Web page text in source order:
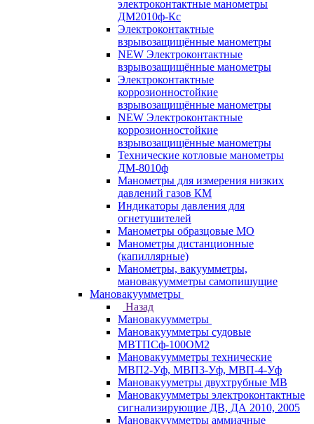
электроконтактные манометры
ДМ2010ф-Кс
Электроконтактные
взрывозащищённые манометры
NEW Электроконтактные
взрывозащищённые манометры
Электроконтактные
коррозионностойкие
взрывозащищённые манометры
NEW Электроконтактные
коррозионностойкие
взрывозащищённые манометры
Технические котловые манометры
ДМ-8010ф
Манометры для измерения низких
давлений газов КМ
Индикаторы давления для
огнетушителей
Манометры образцовые МО
Манометры дистанционные
(капиллярные)
Манометры, вакуумметры,
мановакуумметры самопишущие
Мановакуумметры
Назад
Мановакуумметры
Мановакуумметры судовые
МВТПСф-100ОМ2
Мановакуумметры технические
МВП2-Уф, МВП3-Уф, МВП-4-Уф
Мановакууметры двухтрубные МВ
Мановакуумметры электроконтактные
сигнализирующие ДВ, ДА 2010, 2005
Мановакуумметры аммиачные